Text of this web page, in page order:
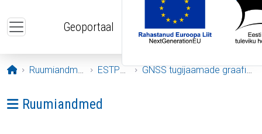
Geoportaal
Avaleht
Ruumiandmed ESTPOS GNSS tugijaamade graafikud
Ava menüü: Ruumiandmed
Ruumiandmed